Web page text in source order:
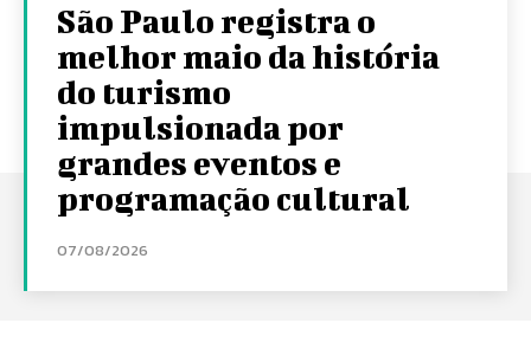
São Paulo registra o
melhor maio da história
do turismo
impulsionada por
grandes eventos e
programação cultural
07/08/2026